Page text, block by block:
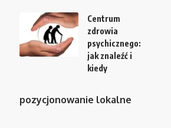
Centrum
zdrowia
psychicznego:
jak znaleźć i
kiedy
pozycjonowanie lokalne